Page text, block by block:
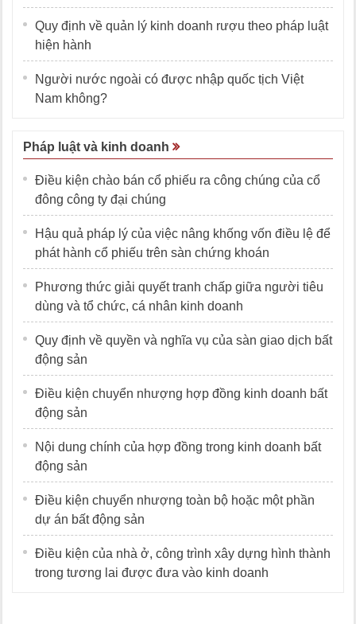
Quy định về quản lý kinh doanh rượu theo pháp luật
hiện hành
Người nước ngoài có được nhập quốc tịch Việt
Nam không?
Pháp luật và kinh doanh
Điều kiện chào bán cổ phiếu ra công chúng của cổ
đông công ty đại chúng
Hậu quả pháp lý của việc nâng khống vốn điều lệ để
phát hành cổ phiếu trên sàn chứng khoán
Phương thức giải quyết tranh chấp giữa người tiêu
dùng và tổ chức, cá nhân kinh doanh
Quy định về quyền và nghĩa vụ của sàn giao dịch bất
động sản
Điều kiện chuyển nhượng hợp đồng kinh doanh bất
động sản
Nội dung chính của hợp đồng trong kinh doanh bất
động sản
Điều kiện chuyển nhượng toàn bộ hoặc một phần
dự án bất động sản
Điều kiện của nhà ở, công trình xây dựng hình thành
trong tương lai được đưa vào kinh doanh